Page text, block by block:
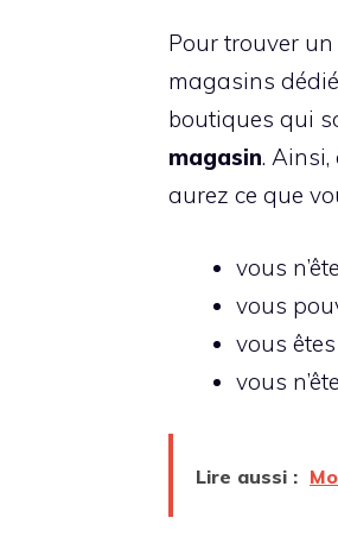
Pour trouver un
magasins
boutiques qui
magasin.
aurez ce que
vous
vous
vous
vous
Lire aussi :